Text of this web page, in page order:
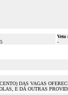
Veto
-
DAS VAGAS
E DÁ OUTRAS